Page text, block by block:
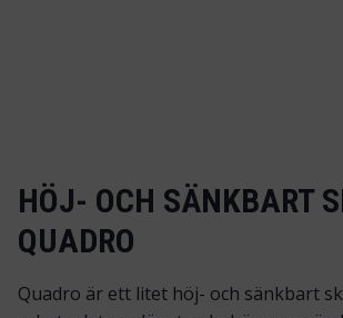
HÖJ- OCH SÄNKBART
QUADRO
Quadro är ett litet höj- och sänkbart